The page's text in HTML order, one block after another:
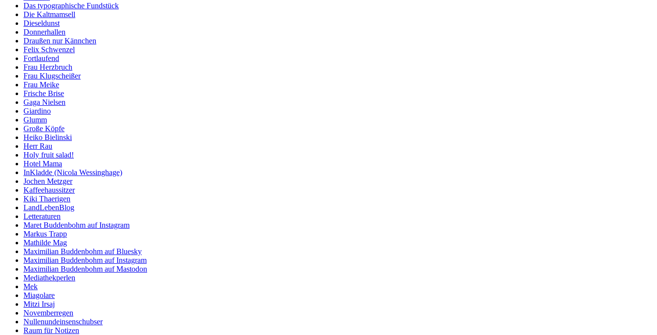
Das typographische Fundstück
Die Kaltmamsell
Dieseldunst
Donnerhallen
Draußen nur Kännchen
Felix Schwenzel
Fortlaufend
Frau Herzbruch
Frau Klugscheißer
Frau Meike
Frische Brise
Gaga Nielsen
Giardino
Glumm
Große Köpfe
Heiko Bielinski
Herr Rau
Holy fruit salad!
Hotel Mama
InKladde (Nicola Wessinghage)
Jochen Metzger
Kaffeehaussitzer
Kiki Thaerigen
LandLebenBlog
Letteraturen
Maret Buddenbohm auf Instagram
Markus Trapp
Mathilde Mag
Maximilian Buddenbohm auf Bluesky
Maximilian Buddenbohm auf Instagram
Maximilian Buddenbohm auf Mastodon
Mediathekperlen
Mek
Miagolare
Mitzi Irsaj
Novemberregen
Nullenundeinsenschubser
Raum für Notizen